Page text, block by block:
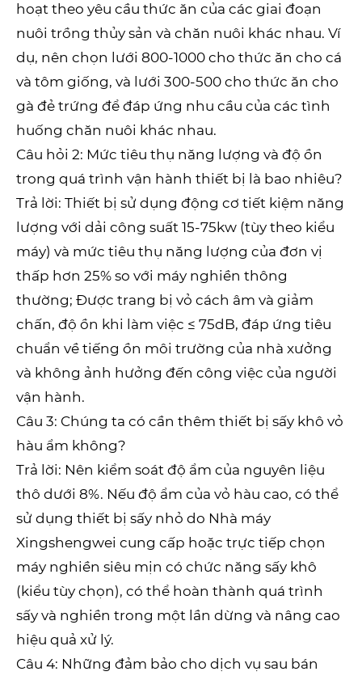
hoạt theo yêu cầu thức ăn của các giai đoạn
nuôi trồng thủy sản và chăn nuôi khác nhau. Ví
dụ, nên chọn lưới 800-1000 cho thức ăn cho cá
và tôm giống, và lưới 300-500 cho thức ăn cho
gà đẻ trứng để đáp ứng nhu cầu của các tình
huống chăn nuôi khác nhau.
Câu hỏi 2: Mức tiêu thụ năng lượng và độ ồn
trong quá trình vận hành thiết bị là bao nhiêu?
Trả lời: Thiết bị sử dụng động cơ tiết kiệm năng
lượng với dải công suất 15-75kw (tùy theo kiểu
máy) và mức tiêu thụ năng lượng của đơn vị
thấp hơn 25% so với máy nghiền thông
thường; Được trang bị vỏ cách âm và giảm
chấn, độ ồn khi làm việc ≤ 75dB, đáp ứng tiêu
chuẩn về tiếng ồn môi trường của nhà xưởng
và không ảnh hưởng đến công việc của người
vận hành.
Câu 3: Chúng ta có cần thêm thiết bị sấy khô vỏ
hàu ẩm không?
Trả lời: Nên kiểm soát độ ẩm của nguyên liệu
thô dưới 8%. Nếu độ ẩm của vỏ hàu cao, có thể
sử dụng thiết bị sấy nhỏ do Nhà máy
Xingshengwei cung cấp hoặc trực tiếp chọn
máy nghiền siêu mịn có chức năng sấy khô
(kiểu tùy chọn), có thể hoàn thành quá trình
sấy và nghiền trong một lần dừng và nâng cao
hiệu quả xử lý.
Câu 4: Những đảm bảo cho dịch vụ sau bán